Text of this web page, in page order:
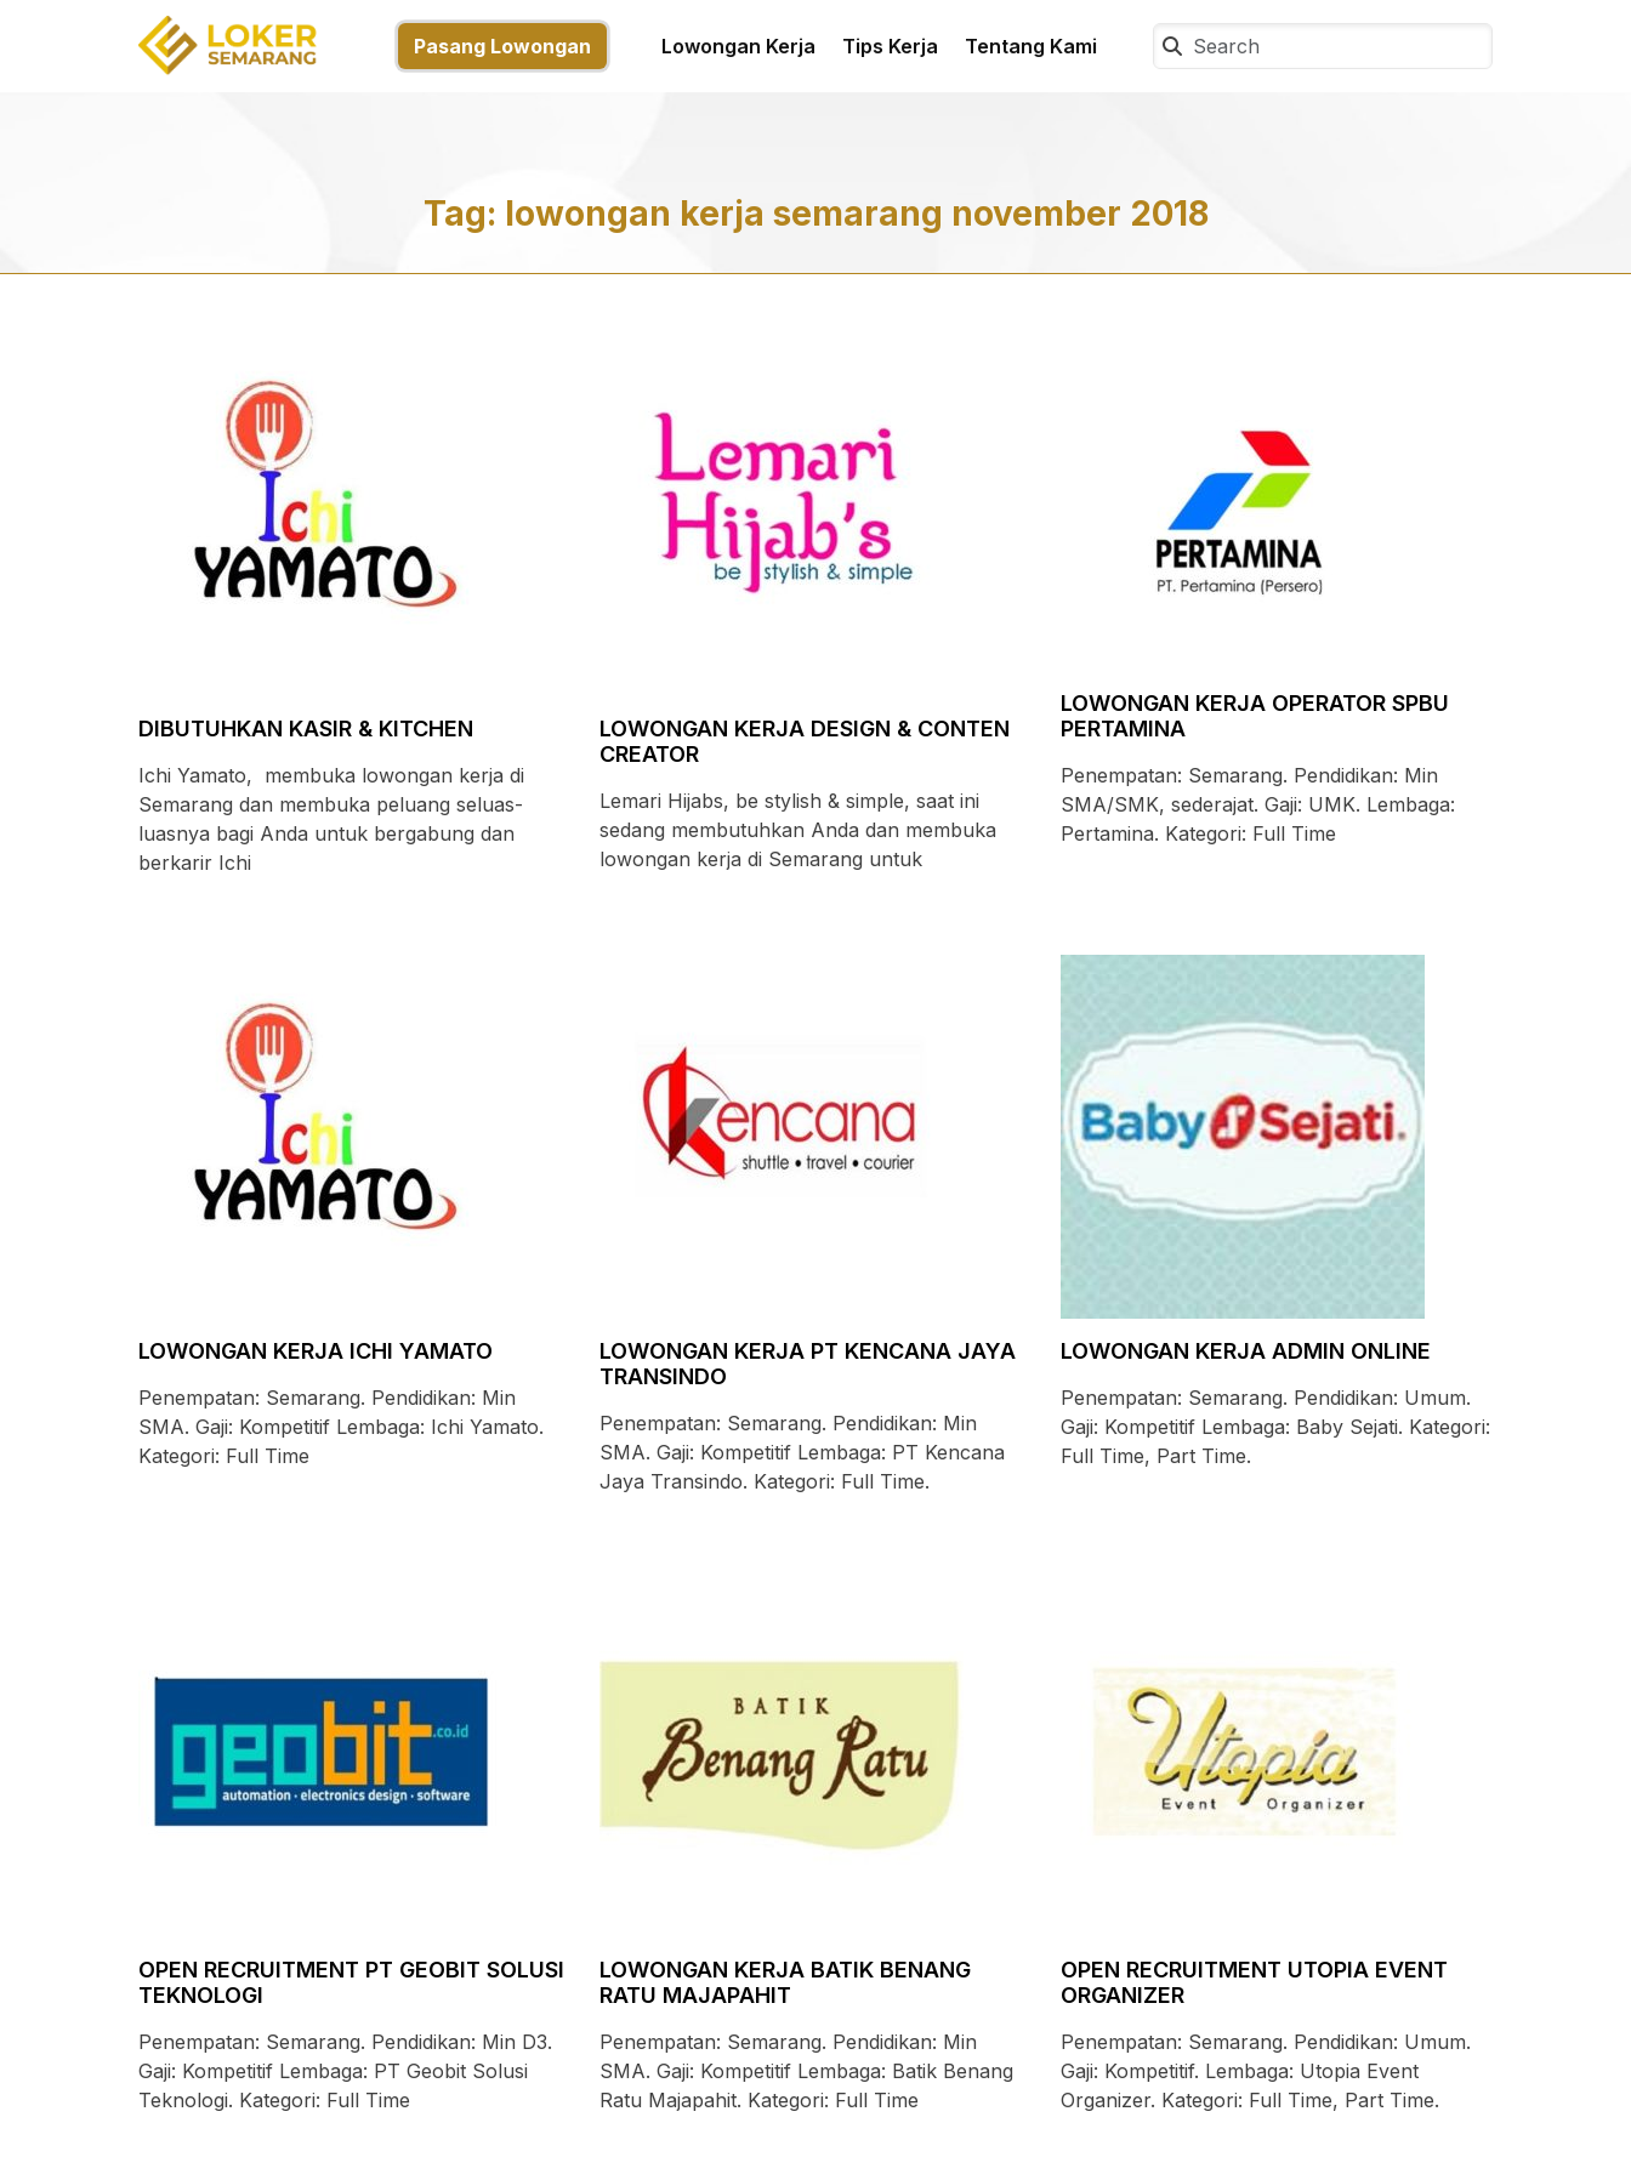
Pasang Lowongan Lowongan Kerja Tips Kerja Tentang Kami
Tag: lowongan kerja semarang november 2018
DIBUTUHKAN KASIR & KITCHEN
Ichi Yamato, membuka lowongan kerja di
Semarang dan membuka peluang seluas-
luasnya bagi Anda untuk bergabung dan
berkarir Ichi
LOWONGAN KERJA DESIGN & CONTEN
CREATOR
Lemari Hijabs, be stylish & simple, saat ini
sedang membutuhkan Anda dan membuka
lowongan kerja di Semarang untuk
LOWONGAN KERJA OPERATOR SPBU
PERTAMINA
Penempatan: Semarang. Pendidikan: Min
SMA/SMK, sederajat. Gaji: UMK. Lembaga:
Pertamina. Kategori: Full Time
LOWONGAN KERJA ICHI YAMATO
Penempatan: Semarang. Pendidikan: Min
SMA. Gaji: Kompetitif Lembaga: Ichi Yamato.
Kategori: Full Time
LOWONGAN KERJA PT KENCANA JAYA
TRANSINDO
Penempatan: Semarang. Pendidikan: Min
SMA. Gaji: Kompetitif Lembaga: PT Kencana
Jaya Transindo. Kategori: Full Time.
LOWONGAN KERJA ADMIN ONLINE
Penempatan: Semarang. Pendidikan: Umum.
Gaji: Kompetitif Lembaga: Baby Sejati. Kategori:
Full Time, Part Time.
OPEN RECRUITMENT PT GEOBIT SOLUSI
TEKNOLOGI
Penempatan: Semarang. Pendidikan: Min D3.
Gaji: Kompetitif Lembaga: PT Geobit Solusi
Teknologi. Kategori: Full Time
LOWONGAN KERJA BATIK BENANG
RATU MAJAPAHIT
Penempatan: Semarang. Pendidikan: Min
SMA. Gaji: Kompetitif Lembaga: Batik Benang
Ratu Majapahit. Kategori: Full Time
OPEN RECRUITMENT UTOPIA EVENT
ORGANIZER
Penempatan: Semarang. Pendidikan: Umum.
Gaji: Kompetitif. Lembaga: Utopia Event
Organizer. Kategori: Full Time, Part Time.